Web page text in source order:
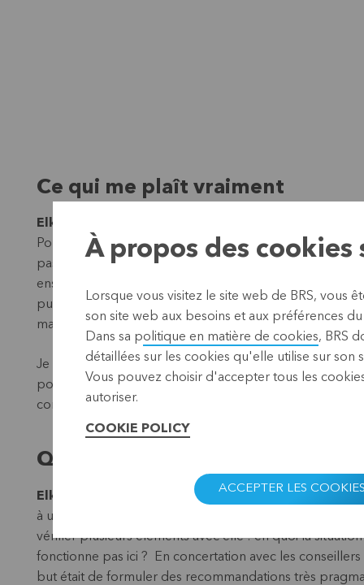
Ce qui me plaît vraiment
Elke
Pologne, en République tchèque, en Hongrie. J'ai en
passionnant de découvrir une autre culture,
ensemble comment améliorer les choses, c'est ce qui
puisque cela marche en Belgique, il suffit de procéder
manière totalement différente de chez nous.
Je pense qu'il est très important d'être ouvert à cette
pour garantir des revenus suffisants à leur famille,
comprendre. Il y a toujours quelque chose à
Qu'est-ce qui fonctionne ici ?
Elke
: "Pour apprendre à connaître ce contexte plus
à un si grand nombre de collaborateurs d'UCMECS
vérifier plusieurs éléments avec elle : en quoi la
fonctionne pas ici ? En concertation avec les
but était de formuler des recommandations très
À propos des cookies
Lorsque vous visitez le site web de BRS, vous
son site web aux besoins et aux préférences
Dans sa politique en matière de cookies, BRS
détaillées sur les cookies qu'elle utilise sur son
Vous pouvez choisir d'accepter tous les
autoriser.
COOKIE POLICY
ACCEPTER LES